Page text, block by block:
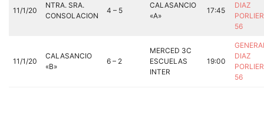
11/1/20
NTRA. SRA.
CONSOLACION
4 – 5
CALASANCIO
«A»
17:45
DIAZ
56
11/1/20
CALASANCIO
«B»
6 – 2
MERCED 3C
ESCUELAS
INTER
19:00
DIAZ
56